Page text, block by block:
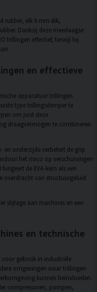
rubber, elk 6 mm dik,
Dankzij deze meerlaagse
trillingen effectief, terwijl hij
en effectieve
apparatuur trillingen
type trillingsdemper te
om juist deze
draagvermogen te combineren
en onderzijde verbetert de grip
het risico op verschuivingen
de EVA-kern als een
overdracht van structuurgeluid
slijtage aan machines en een
en technische
voor gebruik in industriële
omgevingen waar trillingen
kunnen beïnvloeden.
compressoren, pompen,